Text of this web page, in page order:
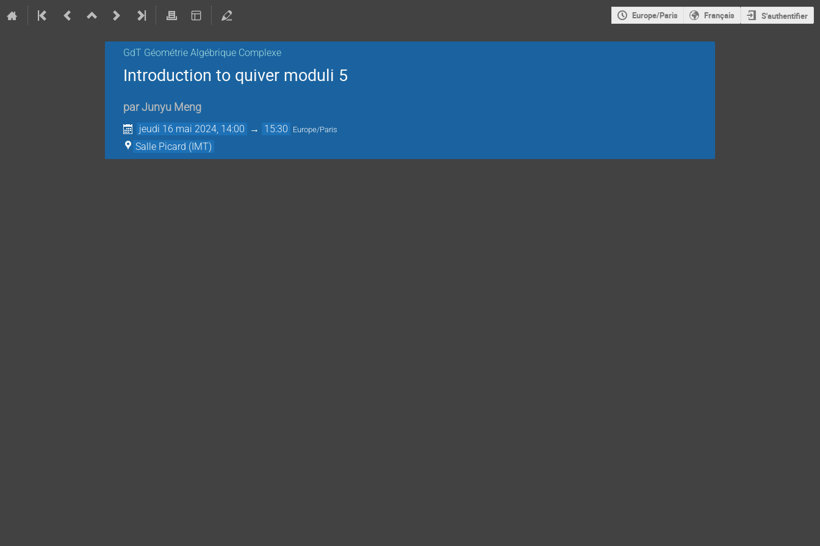
Europe/Paris Français S'authentifier
GdT Géométrie Algébrique Complexe
Introduction to quiver moduli 5
parJunyu Meng
jeudi 16 mai 2024, 14:00 → 15:30 Europe/Paris
Salle Picard (IMT)